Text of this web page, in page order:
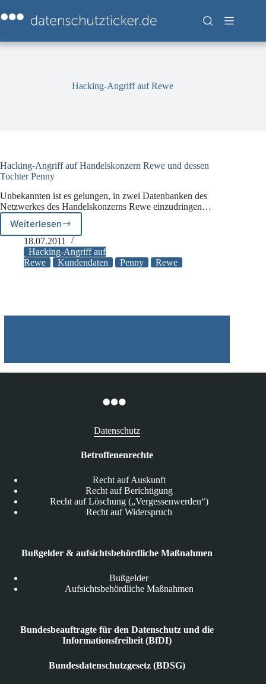
Inhalt
springen
Hacking-Angriff auf Rewe
Hacking-Angriff auf Handelskonzern Rewe und dessen
Tochter Penny
Unbekannten ist es gelungen, in zwei Datenbanken des
Netzwerkes des Handelskonzerns Rewe einzudringen…
Weiterlesen
Hacking-
Angriff
auf
Handelskonzern
Penny
18.07.2011
Hacking-Angriff auf
Rewe
Kundendaten Penny Rewe
Datenschutz
Betroffenenrechte
Recht auf Auskunft
Recht auf Berichtigung
Recht auf Löschung („Vergessenwerden“)
Recht auf Widerspruch
Bußgelder & aufsichtsbehördliche Maßnahmen
Bußgelder
Aufsichtsbehördliche Maßnahmen
Bundesbeauftragte für den Datenschutz und die
Informationsfreiheit (BfDI)
Bundesdatenschutzgesetz (BDSG)